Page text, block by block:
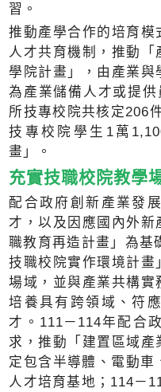
習。
推動產學合作的培育模
人才共育機制，推動
學院計畫」，由產業與
為產業儲備人才或提
所技專校院共核定206
技專校院學生1萬
畫」。
充實技職校院教學
配合政府創新產業發
才，以及因應國內外新
職教育再造計畫」為基
技職校院實作環境計畫
場域，並與產業共構實
培養具有跨領域、符
才。111－114年配合
求，推動「建置區域
定包含半導體、電動車
人才培育基地；114－